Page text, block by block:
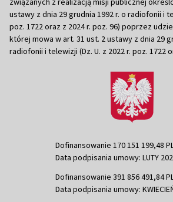
ustawy z dnia 29 grudnia 1992 r. o radiofonii i
poz. 1722 oraz z 2024 r. poz. 96) poprzez
której mowa w art. 31 ust. 2 ustawy z dnia 29
radiofonii i telewizji (Dz. U. z 2022 r. poz. 1722
Dofinansowanie 170 151 199,48
Data podpisania umowy: LUTY
Dofinansowanie 391 856 491,84
Data podpisania umowy: